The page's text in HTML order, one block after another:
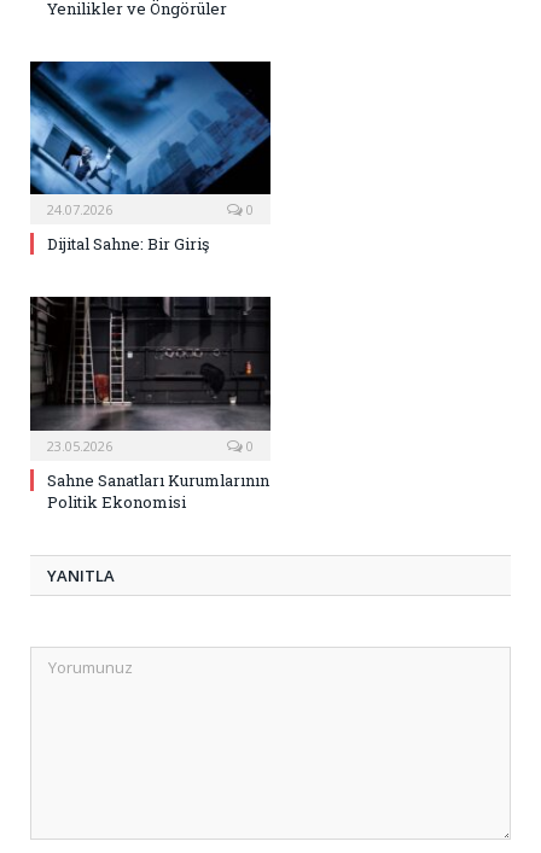
Yenilikler ve Öngörüler
24.07.2026 0
Dijital Sahne: Bir Giriş
23.05.2026 0
Sahne Sanatları Kurumlarının
Politik Ekonomisi
YANITLA